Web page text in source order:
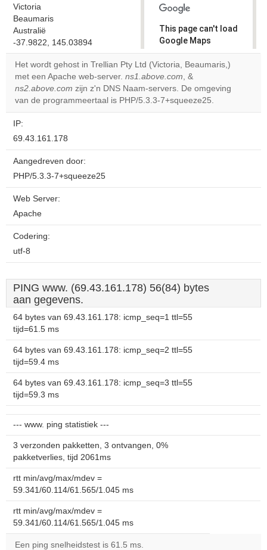
Victoria
Beaumaris
Australië
-37.9822, 145.03894
This page can't load
Google Maps
correctly.
Do you
own this
website?
OK
Het wordt gehost in Trellian Pty Ltd (Victoria, Beaumaris,)
met een Apache web-server. ns1.above.com, &
ns2.above.com zijn z'n DNS Naam-servers. De omgeving
van de programmeertaal is PHP/5.3.3-7+squeeze25.
IP:
69.43.161.178
Aangedreven door:
PHP/5.3.3-7+squeeze25
Web Server:
Apache
Codering:
utf-8
PING www. (69.43.161.178) 56(84) bytes
aan gegevens.
64 bytes van 69.43.161.178: icmp_seq=1 ttl=55
tijd=61.5 ms
64 bytes van 69.43.161.178: icmp_seq=2 ttl=55
tijd=59.4 ms
64 bytes van 69.43.161.178: icmp_seq=3 ttl=55
tijd=59.3 ms
--- www. ping statistiek ---
3 verzonden pakketten, 3 ontvangen, 0%
pakketverlies, tijd 2061ms
rtt min/avg/max/mdev =
59.341/60.114/61.565/1.045 ms
rtt min/avg/max/mdev =
59.341/60.114/61.565/1.045 ms
Een ping snelheidstest is 61.5 ms.